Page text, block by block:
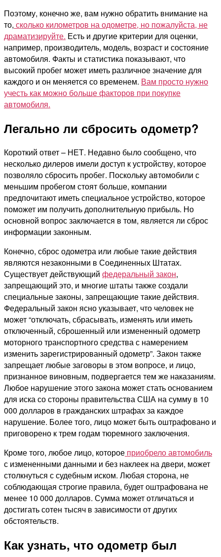
Поэтому, конечно же, вам нужно обратить внимание на
то, сколько километров на одометре, но пожалуйста, не
драматизируйте. Есть и другие критерии для оценки,
например, производитель, модель, возраст и состояние
автомобиля. Факты и статистика показывают, что
высокий пробег может иметь различное значение для
каждого и он меняется со временем. Вам просто нужно
учесть как можно больше факторов при покупке
автомобиля.
Легально ли сбросить одометр?
Короткий ответ – НЕТ. Недавно было сообщено, что
несколько дилеров имели доступ к устройству, которое
позволяло сбросить пробег. Поскольку автомобили с
меньшим пробегом стоят больше, компании
предпочитают иметь специальное устройство, которое
поможет им получить дополнительную прибыль. Но
основной вопрос заключается в том, является ли сброс
информации законным.
Конечно, сброс одометра или любые такие действия
являются незаконными в Соединенных Штатах.
Существует действующий федеральный закон,
запрещающий это, и многие штаты также создали
специальные законы, запрещающие такие действия.
Федеральный закон ясно указывает, что человек не
может “отключать, сбрасывать, изменять или иметь
отключенный, сброшенный или измененный одометр
моторного транспортного средства с намерением
изменить зарегистрированный одометр”. Закон также
запрещает любые заговоры в этом вопросе, и лицо,
признанное виновным, подвергается тем же наказаниям.
Любое нарушение этого закона может стать основанием
для иска со стороны правительства США на сумму в 10
000 долларов в гражданских штрафах за каждое
нарушение. Более того, лицо может быть оштрафовано и
приговорено к трем годам тюремного заключения.
Кроме того, любое лицо, которое приобрело автомобиль
с измененными данными и без наклеек на двери, может
столкнуться с судебным иском. Любая сторона, не
соблюдающая строгие правила, будет оштрафована не
менее 10 000 долларов. Сумма может отличаться и
достигать сотен тысяч в зависимости от других
обстоятельств.
Как узнать, что одометр был